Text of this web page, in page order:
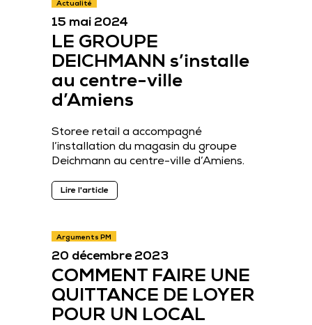
Actualité
15 mai 2024
LE GROUPE
DEICHMANN s’installe
au centre-ville
d’Amiens
Storee retail a accompagné
l’installation du magasin du groupe
Deichmann au centre-ville d’Amiens.
Lire l'article
Arguments PM
20 décembre 2023
COMMENT FAIRE UNE
QUITTANCE DE LOYER
POUR UN LOCAL